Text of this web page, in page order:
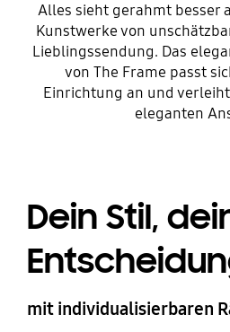
Alles sieht gerahmt besser
Kunstwerke von
Lieblingssendung. Das
von The Frame passt
Einrichtung an und
eleganten
Dein Stil,
mit individualisierbaren